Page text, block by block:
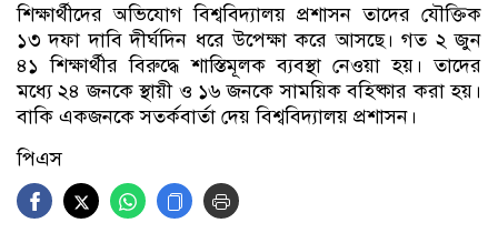
শিক্ষার্থীদের অভিযোগ বিশ্ববিদ্যালয় প্রশাসন তাদের যৌক্তিক
১৩ দফা দাবি দীর্ঘদিন ধরে উপেক্ষা করে আসছে। গত ২ জুন
৪১ শিক্ষার্থীর বিরুদ্ধে শাস্তিমূলক ব্যবস্থা নেওয়া হয়। তাদের
মধ্যে ২৪ জনকে স্থায়ী ও ১৬ জনকে সাময়িক বহিষ্কার করা হয়।
বাকি একজনকে সতর্কবার্তা দেয় বিশ্ববিদ্যালয় প্রশাসন।
পিএস